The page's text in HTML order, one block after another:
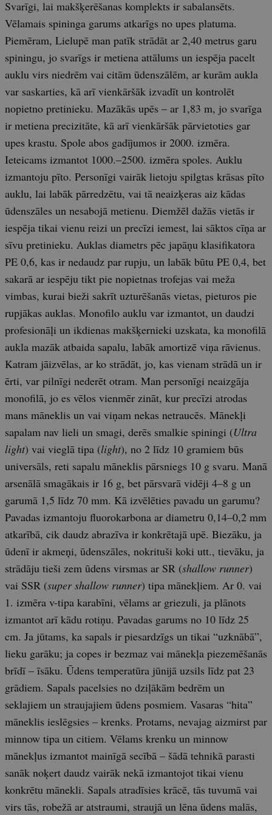
Svarīgi, lai makšķerēšanas komplekts ir sabalansēts.
Vēlamais spininga garums atkarīgs no upes platuma.
Piemēram, Lielupē man patīk strādāt ar 2,40 metrus garu
spiningu, jo svarīgs ir metiena attālums un iespēja pacelt
auklu virs niedrēm vai citām ūdenszālēm, ar kurām aukla
var saskarties, kā arī vienkāršāk izvadīt un kontrolēt
nopietno pretinieku. Mazākās upēs – ar 1,83 m, jo svarīga
ir metiena precizitāte, kā arī vienkāršāk pārvietoties gar
upes krastu. Spole abos gadījumos ir 2000. izmēra.
Ieteicams izmantot 1000.–2500. izmēra spoles. Auklu
izmantoju pīto. Personīgi vairāk lietoju spilgtas krāsas pīto
auklu, lai labāk pārredzētu, vai tā neaizķeras aiz kādas
ūdenszāles un nesabojā metienu. Diemžēl dažās vietās ir
iespēja tikai vienu reizi un precīzi iemest, lai sāktos cīņa ar
sīvu pretinieku. Auklas diametrs pēc japāņu klasifikatora
PE 0,6, kas ir nedaudz par rupju, un labāk būtu PE 0,4, bet
sakarā ar iespēju tikt pie nopietnas trofejas vai meža
vimbas, kurai bieži sakrīt uzturēšanās vietas, pieturos pie
rupjākas auklas. Monofilo auklu var izmantot, un daudzi
profesionāļi un ikdienas makšķernieki uzskata, ka monofilā
aukla mazāk atbaida sapalu, labāk amortizē viņa rāvienus.
Katram jāizvēlas, ar ko strādāt, jo, kas vienam strādā un ir
ērti, var pilnīgi nederēt otram. Man personīgi neaizgāja
monofilā, jo es vēlos vienmēr zināt, kur precīzi atrodas
mans māneklis un vai viņam nekas netraucēs. Mānekļi
sapalam nav lieli un smagi, derēs smalkie spiningi (Ultra
light) vai vieglā tipa (light), no 2 līdz 10 gramiem būs
universāls, reti sapalu māneklis pārsniegs 10 g svaru. Manā
arsenālā smagākais ir 16 g, bet pārsvarā vidēji 4–8 g un
garumā 1,5 līdz 70 mm. Kā izvēlēties pavadu un garumu?
Pavadas izmantoju fluorokarbona ar diametru 0,14–0,2 mm
atkarībā, cik daudz abrazīva ir konkrētajā upē. Biezāku, ja
ūdenī ir akmeņi, ūdenszāles, nokrituši koki utt., tievāku, ja
strādāju tieši zem ūdens virsmas ar SR (shallow runner)
vai SSR (super shallow runner) tipa mānekļiem. Ar 0. vai
1. izmēra v-tipa karabīni, vēlams ar griezuli, ja plānots
izmantot arī kādu rotiņu. Pavadas garums no 10 līdz 25
cm. Ja jūtams, ka sapals ir piesardzīgs un tikai “uzknābā”,
lieku garāku; ja copes ir bezmaz vai mānekļa piezemēšanās
brīdī – īsāku. Ūdens temperatūra jūnijā uzsils līdz pat 23
grādiem. Sapals pacelsies no dziļākām bedrēm un
seklajiem un straujajiem ūdens posmiem. Vasaras “hita”
māneklis ieslēgsies – krenks. Protams, nevajag aizmirst par
minnow tipa un citiem. Vēlams krenku un minnow
mānekļus izmantot mainīgā secībā – šādā tehnikā parasti
sanāk noķert daudz vairāk nekā izmantojot tikai vienu
konkrētu mānekli. Sapals atradīsies krācē, tās tuvumā vai
virs tās, robežā ar atstraumi, straujā un lēna ūdens malās,